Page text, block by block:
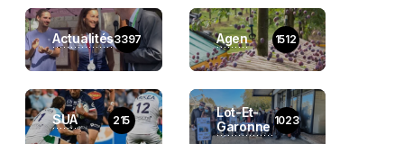
Actualités3397 Agen 1512
SUA 215
Lot-Et-
Garonne 1023